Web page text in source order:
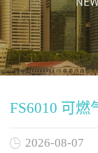
FS6010 可燃
2026-08-07